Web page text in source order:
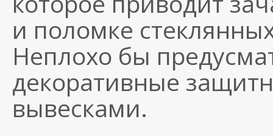
и поломке
Неплохо бы
декоративные
вывесками.